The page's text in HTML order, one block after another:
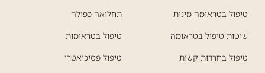
טיפול בטראומה מינית
שיטות טיפול בטראומה
טיפול בחרדות קשות
תחלואה כפולה
טיפול בטראומות
טיפול פסיכיאטרי